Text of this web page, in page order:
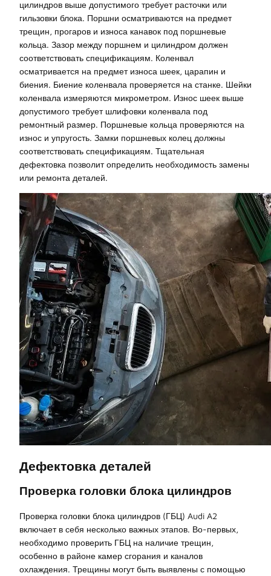
цилиндров выше допустимого требует расточки или
гильзовки блока. Поршни осматриваются на предмет
трещин, прогаров и износа канавок под поршневые
кольца. Зазор между поршнем и цилиндром должен
соответствовать спецификациям. Коленвал
осматривается на предмет износа шеек, царапин и
биения. Биение коленвала проверяется на станке. Шейки
коленвала измеряются микрометром. Износ шеек выше
допустимого требует шлифовки коленвала под
ремонтный размер. Поршневые кольца проверяются на
износ и упругость. Замки поршневых колец должны
соответствовать спецификациям. Тщательная
дефектовка позволит определить необходимость замены
или ремонта деталей.
Дефектовка деталей
Проверка головки блока цилиндров
Проверка головки блока цилиндров (ГБЦ) Audi A2
включает в себя несколько важных этапов. Во-первых,
необходимо проверить ГБЦ на наличие трещин,
особенно в районе камер сгорания и каналов
охлаждения. Трещины могут быть выявлены с помощью